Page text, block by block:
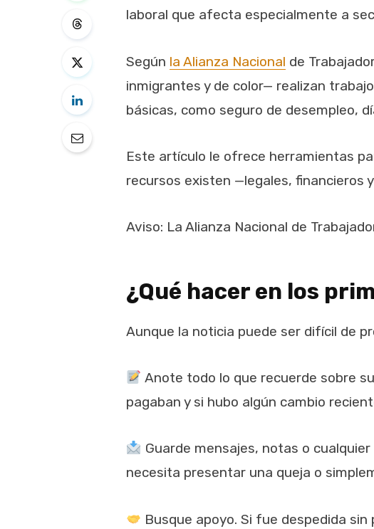
laboral que afecta especialmente a
Según la Alianza Nacional de
inmigrantes y de color— realizan
básicas, como seguro de desempleo,
Este artículo le ofrece herramientas
recursos existen —legales,
Aviso: La Alianza Nacional de
¿Qué hacer en los
Aunque la noticia puede ser difícil de
Anote todo lo que recuerde sobre
pagaban y si hubo algún cambio
Guarde mensajes, notas o
necesita presentar una queja o
Busque apoyo. Si fue despedida